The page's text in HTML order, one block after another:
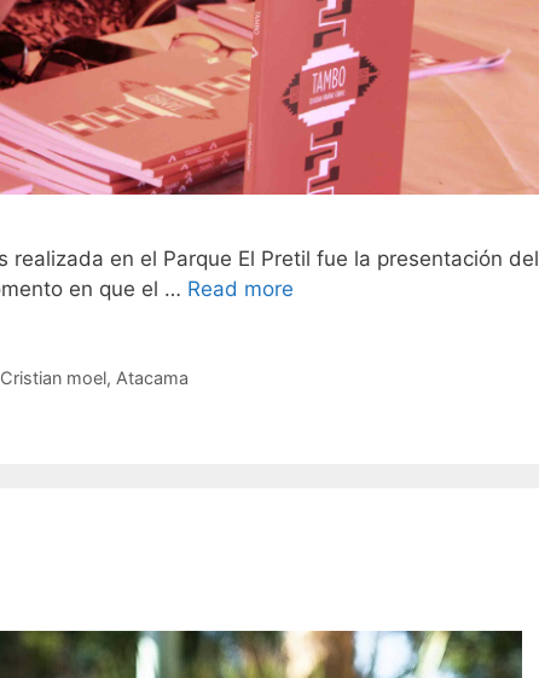
en el Parque El Pretil fue la presentación del
en que el … Read more
Cristian moel, Atacama